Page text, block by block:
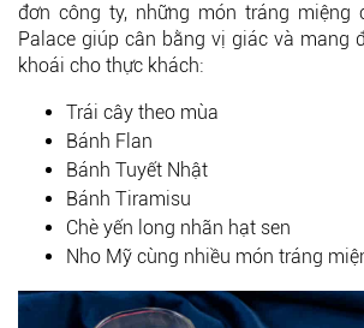
đơn công ty, những món tráng miệng
Palace giúp cân bằng vị giác và mang
khoái cho thực khách:
Trái cây theo mùa
Bánh Flan
Bánh Tuyết Nhật
Bánh Tiramisu
Chè yến long nhãn hạt sen
Nho Mỹ cùng nhiều món tráng